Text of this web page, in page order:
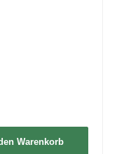
Warenkorb